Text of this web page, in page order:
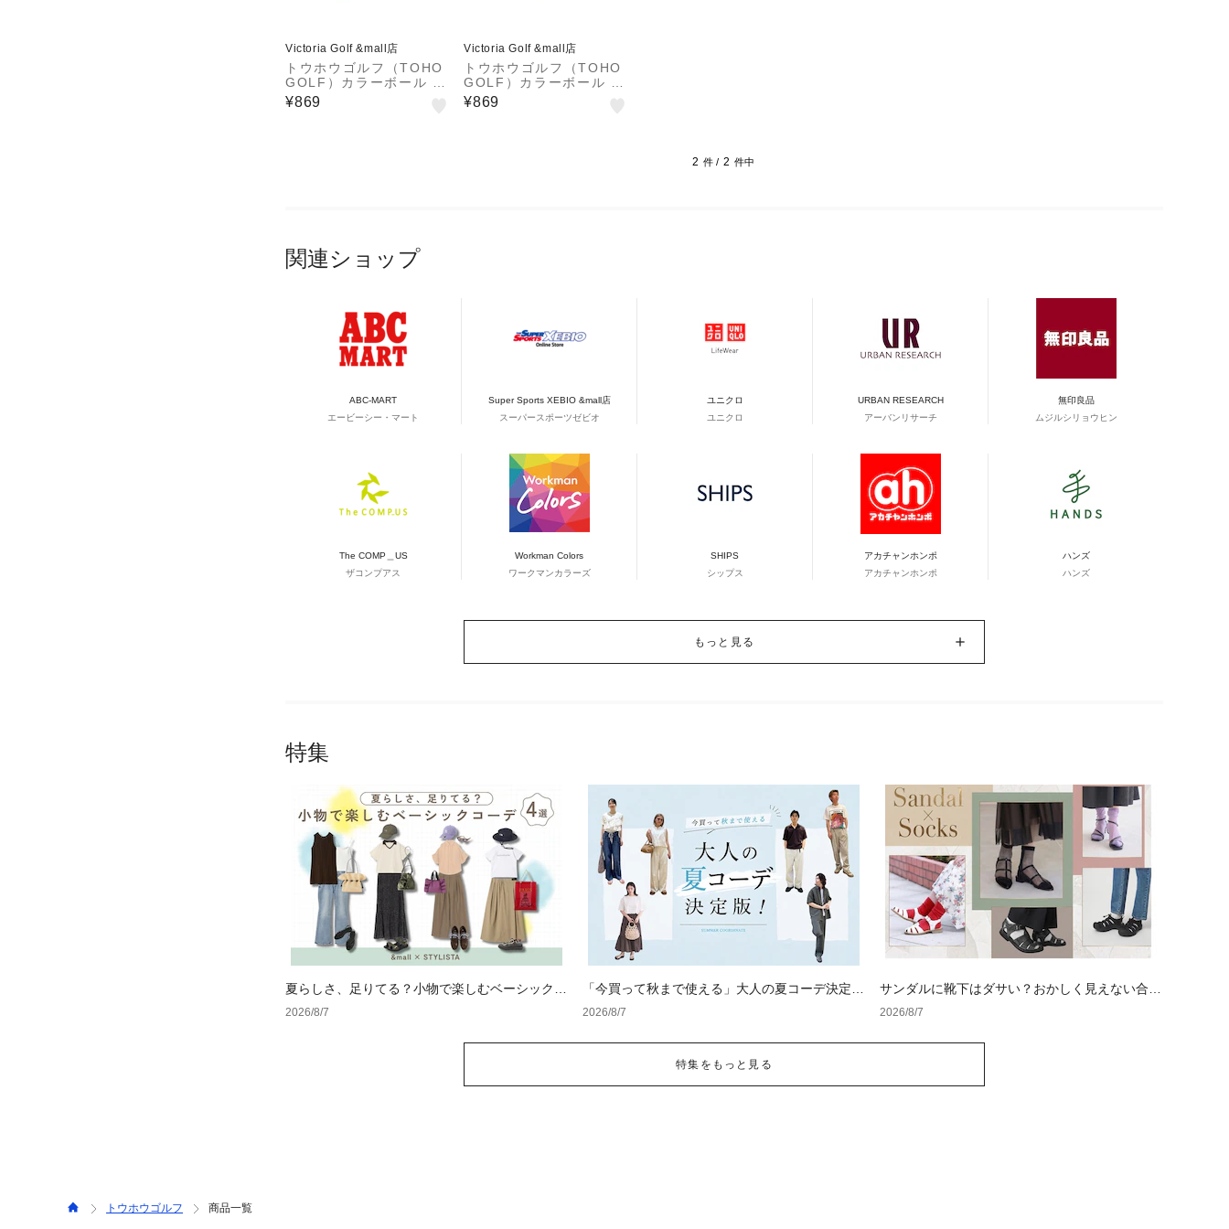
Victoria Golf &mall店
トウホウゴルフ（TOHO
GOLF）カラーボール ロ
スト 6個入り WHT
¥869
Victoria Golf &mall店
トウホウゴルフ（TOHO
GOLF）カラーボール ロ
スト 6個入り YEL
¥869
2 件 / 2 件中
関連ショップ
ABC-MART
エービーシー・マート
Super Sports XEBIO &mall店
スーパースポーツゼビオ
ユニクロ
ユニクロ
URBAN RESEARCH
アーバンリサーチ
無印良品
ムジルシリョウヒン
The COMP＿US
ザコンプアス
Workman Colors
ワークマンカラーズ
SHIPS
シップス
アカチャンホンポ
アカチャンホンポ
ハンズ
ハンズ
もっと見る
特集
夏らしさ、足りてる？小物で楽しむベーシックコ
ーデ4選
2026/8/7
「今買って秋まで使える」大人の夏コーデ決定
版！男女別正解スタイルとNGな着こなし
2026/8/7
サンダルに靴下はダサい？おかしく見えない合わ
せ方の黄金法則と男女別おすすめコーデ
2026/8/7
特集をもっと見る
トウホウゴルフ 商品一覧